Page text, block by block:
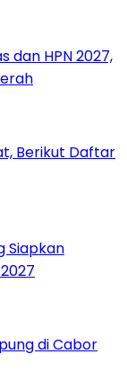
dan HPN 2027,
Berikut Daftar
Siapkan
di Cabor